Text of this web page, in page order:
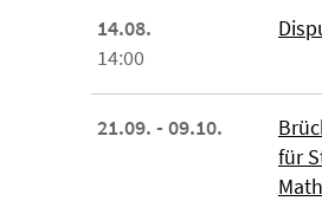
14.08.
14:00
21.09. - 09.10.
für